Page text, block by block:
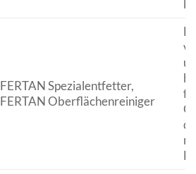
FERTAN Spezialentfetter,
FERTAN Oberflächenreiniger